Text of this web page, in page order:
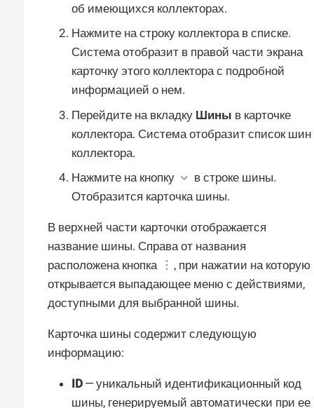
об имеющихся коллекторах.
Нажмите на строку коллектора в списке.
Система отобразит в правой части экрана
карточку этого коллектора с подробной
информацией о нем.
Перейдите на вкладку Шины в карточке
коллектора. Система отобразит список шин
коллектора.
Нажмите на кнопку
в строке шины.
Отобразится карточка шины.
В верхней части карточки отображается
название шины. Справа от названия
расположена кнопка
, при нажатии на которую
открывается выпадающее меню с действиями,
доступными для выбранной шины.
Карточка шины содержит следующую
информацию:
ID — уникальный идентификационный код
шины, генерируемый автоматически при ее